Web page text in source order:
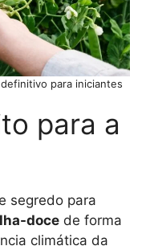
para iniciantes
para a
segredo para
doce de forma
climática da